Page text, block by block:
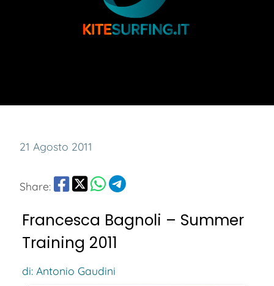
21 Agosto 2011
Share:
Francesca Bagnoli – Summer
Training 2011
di: Antonio Gaudini